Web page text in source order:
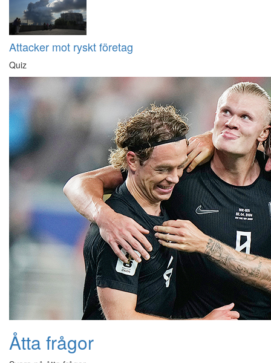
Attacker mot ryskt företag
Quiz
Åtta frågor